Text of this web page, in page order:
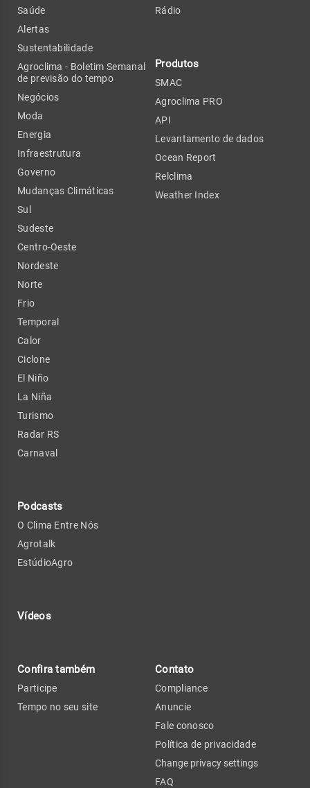
Saúde
Alertas
Sustentabilidade
Agroclima - Boletim Semanal
de previsão do tempo
Negócios
Moda
Energia
Infraestrutura
Governo
Mudanças Climáticas
Sul
Sudeste
Centro-Oeste
Nordeste
Norte
Frio
Temporal
Calor
Ciclone
El Niño
La Niña
Turismo
Radar RS
Carnaval
Podcasts
O Clima Entre Nós
Agrotalk
EstúdioAgro
Vídeos
Rádio
Produtos
SMAC
Agroclima PRO
API
Levantamento de dados
Ocean Report
Relclima
Weather Index
Confira também
Participe
Tempo no seu site
Contato
Compliance
Anuncie
Fale conosco
Política de privacidade
Change privacy settings
FAQ